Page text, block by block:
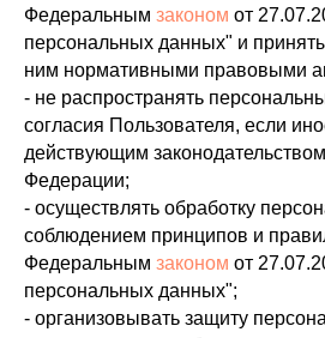
Федеральным законом от
персональных данных" и
ним нормативными правовыми
- не распространять
согласия Пользователя, если
действующим
Федерации;
- осуществлять обработку
соблюдением принципов и
Федеральным законом от
персональных данных";
- организовывать защиту